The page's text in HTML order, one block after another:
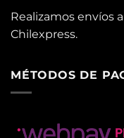
Realizamos envíos
Chilexpress.
MÉTODOS DE